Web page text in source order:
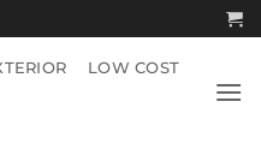
LOW COST